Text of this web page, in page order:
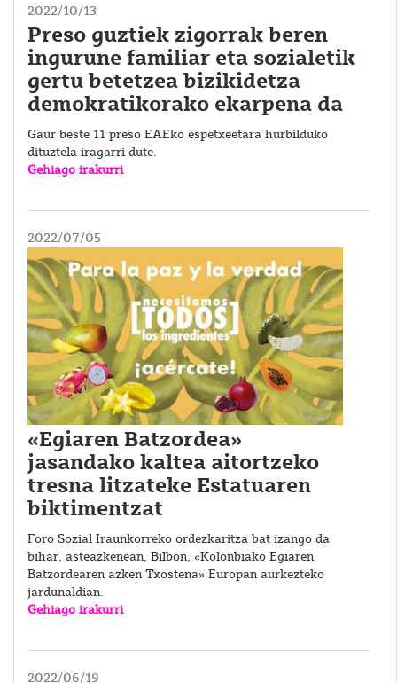
2022/10/13
Preso guztiek zigorrak beren
ingurune familiar eta sozialetik
gertu betetzea bizikidetza
demokratikorako ekarpena da
Gaur beste 11 preso EAEko espetxeetara hurbilduko
dituztela iragarri dute.
Gehiago irakurri
2022/07/05
«Egiaren Batzordea»
jasandako kaltea aitortzeko
tresna litzateke Estatuaren
biktimentzat
Foro Sozial Iraunkorreko ordezkaritza bat izango da
bihar, asteazkenean, Bilbon, «Kolonbiako Egiaren
Batzordearen azken Txostena» Europan aurkezteko
jardunaldian.
Gehiago irakurri
2022/06/19